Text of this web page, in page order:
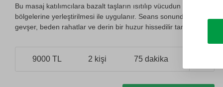
Bu masaj katılımcılara bazalt taşların ısıtılıp vücudun belirli
bölgelerine yerleştirilmesi ile uygulanır. Seans sonunda kaslar
gevşer, beden rahatlar ve derin bir huzur hissedilir tamamen.
9000 TL 2 kişi 75 dakika